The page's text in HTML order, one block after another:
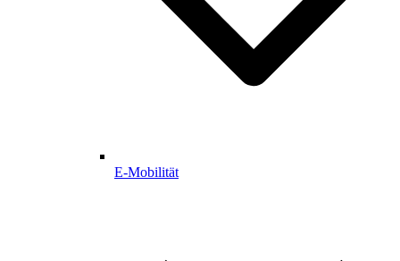
E-Mobilität